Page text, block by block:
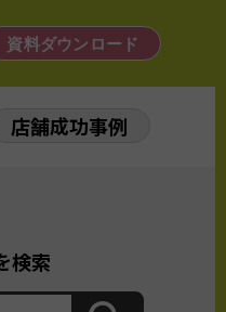
資料ダウンロード
店舗成功事例
検索